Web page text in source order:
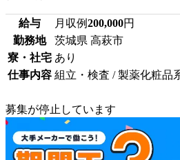
給与 月収例200,000円
勤務地
茨城県 高萩市
寮・社宅 あり
仕事内容 組立・検査 / 製薬化粧品
募集が停止しています